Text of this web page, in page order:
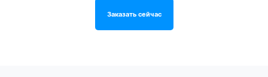
Заказать сейчас